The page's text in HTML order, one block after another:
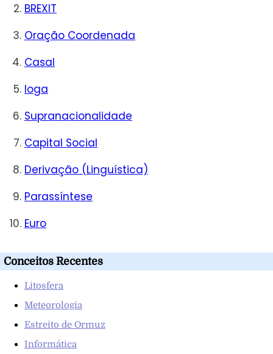
BREXIT
Oração Coordenada
Casal
Ioga
Supranacionalidade
Capital Social
Derivação (Linguística)
Parassíntese
Euro
Conceitos Recentes
Litosfera
Meteorologia
Estreito de Ormuz
Informática